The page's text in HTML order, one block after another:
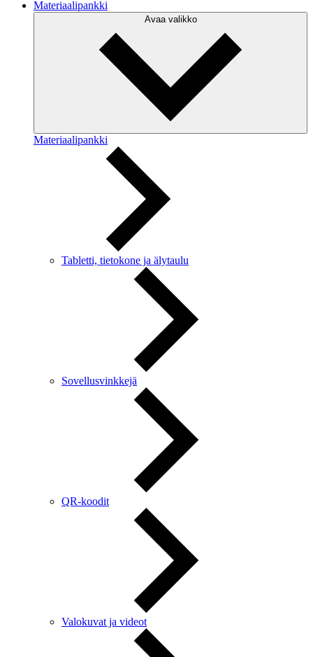
Materiaalipankki
Avaa valikko
Materiaalipankki
Tabletti, tietokone ja älytaulu
Sovellusvinkkejä
QR-koodit
Valokuvat ja videot